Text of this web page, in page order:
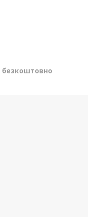
безкоштовно